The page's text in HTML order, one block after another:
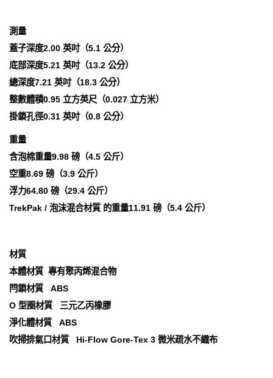
測量
蓋子深度2.00 英吋（5.1 公分）
底部深度5.21 英吋（13.2 公分）
總深度7.21 英吋（18.3 公分）
整數體積0.95 立方英尺（0.027 立方米）
掛鎖孔徑0.31 英吋（0.8 公分）
重量
含泡棉重量9.98 磅（4.5 公斤）
空重8.69 磅（3.9 公斤）
浮力64.80 磅（29.4 公斤）
TrekPak / 泡沫混合材質 的重量11.91 磅（5.4 公斤）
材質
本體材質 專有聚丙烯混合物
閂鎖材質 ABS
O 型圈材質 三元乙丙橡膠
淨化體材質 ABS
吹掃排氣口材質 Hi-Flow Gore-Tex 3 微米疏水不織布